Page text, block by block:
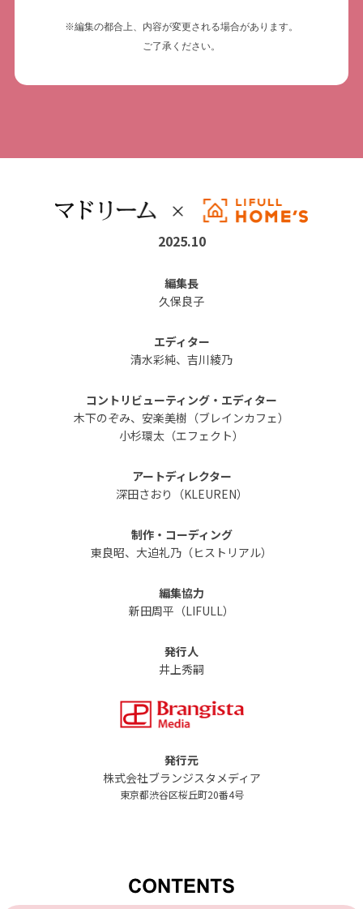
※編集の都合上、内容が変更される場合があります。
ご了承ください。
2025.10
編集長
久保良子
エディター
清水彩純、吉川綾乃
コントリビューティング・エディター
木下のぞみ、安楽美樹（ブレインカフェ）
小杉環太（エフェクト）
アートディレクター
深田さおり（KLEUREN）
制作・コーディング
東良昭、大迫礼乃（ヒストリアル）
編集協力
新田周平（LIFULL）
発行人
井上秀嗣
発行元
株式会社ブランジスタメディア
東京都渋谷区桜丘町20番4号